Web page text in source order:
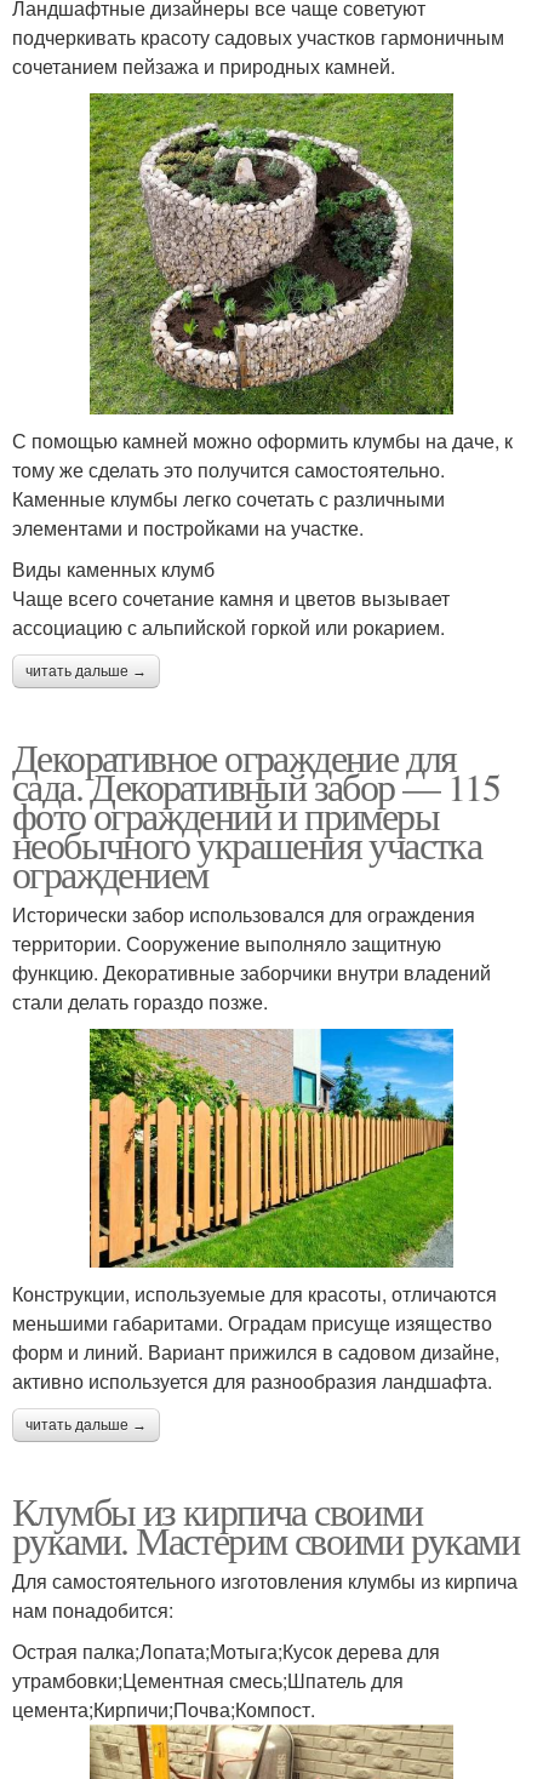
Ландшафтные дизайнеры все чаще советуют
подчеркивать красоту садовых участков гармоничным
сочетанием пейзажа и природных камней.
С помощью камней можно оформить клумбы на даче, к
тому же сделать это получится самостоятельно.
Каменные клумбы легко сочетать с различными
элементами и постройками на участке.
Виды каменных клумб
Чаще всего сочетание камня и цветов вызывает
ассоциацию с альпийской горкой или рокарием.
читать дальше →
Декоративное ограждение для
сада. Декоративный забор — 115
фото ограждений и примеры
необычного украшения участка
ограждением
Исторически забор использовался для ограждения
территории. Сооружение выполняло защитную
функцию. Декоративные заборчики внутри владений
стали делать гораздо позже.
Конструкции, используемые для красоты, отличаются
меньшими габаритами. Оградам присуще изящество
форм и линий. Вариант прижился в садовом дизайне,
активно используется для разнообразия ландшафта.
читать дальше →
Клумбы из кирпича своими
руками. Мастерим своими руками
Для самостоятельного изготовления клумбы из кирпича
нам понадобится:
Острая палка;Лопата;Мотыга;Кусок дерева для
утрамбовки;Цементная смесь;Шпатель для
цемента;Кирпичи;Почва;Компост.